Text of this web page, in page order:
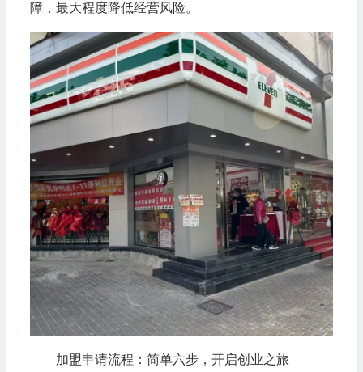
障，最大程度降低经营风险。
加盟申请流程：简单六步，开启创业之旅